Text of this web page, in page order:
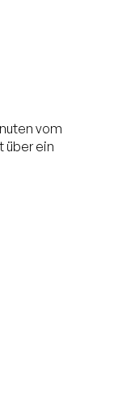
vom
über ein